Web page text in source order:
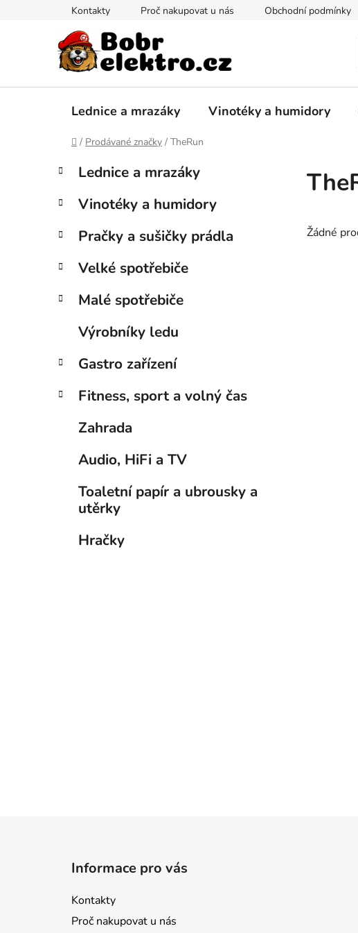
Kontakty Proč nakupovat u nás Obchodní podmínky
Lednice a mrazáky Vinotéky a humidory
Domů
/ Prodávané značky / TheRun
P
s
r
n
n
í
n
l
Přeskočit
kategorie
K
a
e
o
i
Lednice a mrazáky
Vinotéky a humidory
Pračky a sušičky prádla
Velké spotřebiče
Malé spotřebiče
Výrobníky ledu
Gastro zařízení
Fitness, sport a volný čas
Zahrada
Audio, HiFi a TV
Toaletní papír a ubrousky a
utěrky
Hračky
Žádné
Informace pro vás
Kontakty
Proč nakupovat u nás